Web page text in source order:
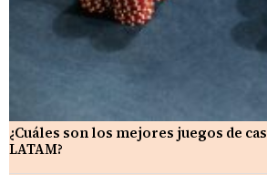
¿Cuáles son los mejores juegos de
LATAM?